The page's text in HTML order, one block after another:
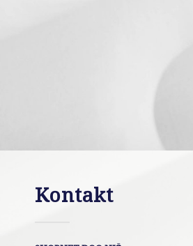
Kontakt